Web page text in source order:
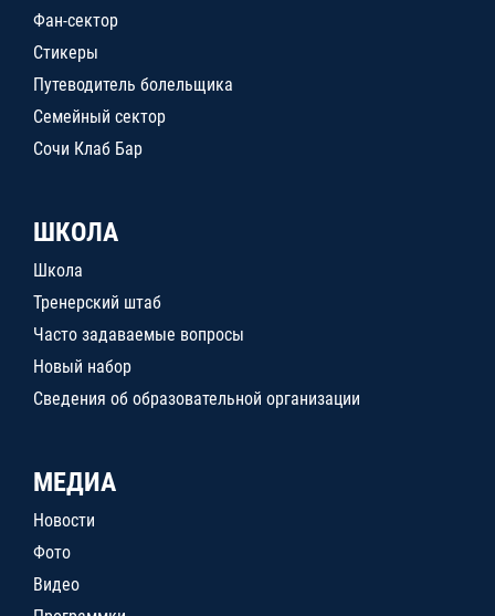
Фан-сектор
Стикеры
Путеводитель болельщика
Семейный сектор
Сочи Клаб Бар
ШКОЛА
Школа
Тренерский штаб
Часто задаваемые вопросы
Новый набор
Сведения об образовательной организации
МЕДИА
Новости
Фото
Видео